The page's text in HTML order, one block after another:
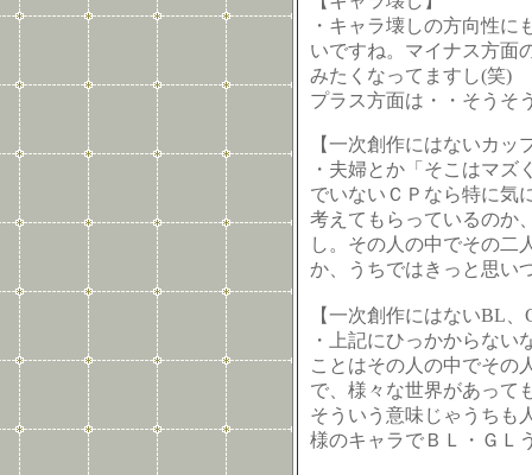
・キャラ壊しの方向性に
いですね。マイナス方面
みたくなってますし(笑)
プラス方面は・・そうそ
【一次創作にはないカッ
・夫婦とか「そこはマズ
でいないＣＰなら特に気
考えてもらっているのか
し。その人の中でその二
か、うちではきっと思い
【一次創作にはないBL、
・上記にひっかからない
ことはその人の中でその
で、様々な世界があって
そういう意味じゃうちも
様のキャラでＢＬ・ＧＬ